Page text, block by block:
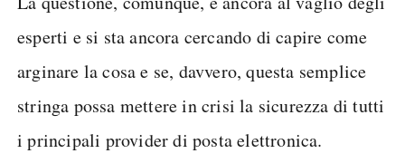
esperti e si sta ancora cercando di capire come
arginare la cosa e se, davvero, questa semplice
stringa possa mettere in crisi la sicurezza di tutti
i principali provider di posta elettronica.